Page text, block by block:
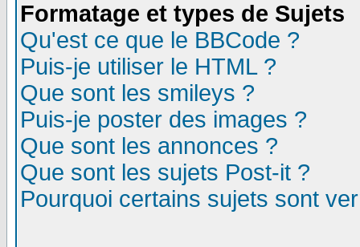
Formatage et types de Sujets
Qu'est ce que le BBCode ?
Puis-je utiliser le HTML ?
Que sont les smileys ?
Puis-je poster des images ?
Que sont les annonces ?
Que sont les sujets Post-it ?
Pourquoi certains sujets sont